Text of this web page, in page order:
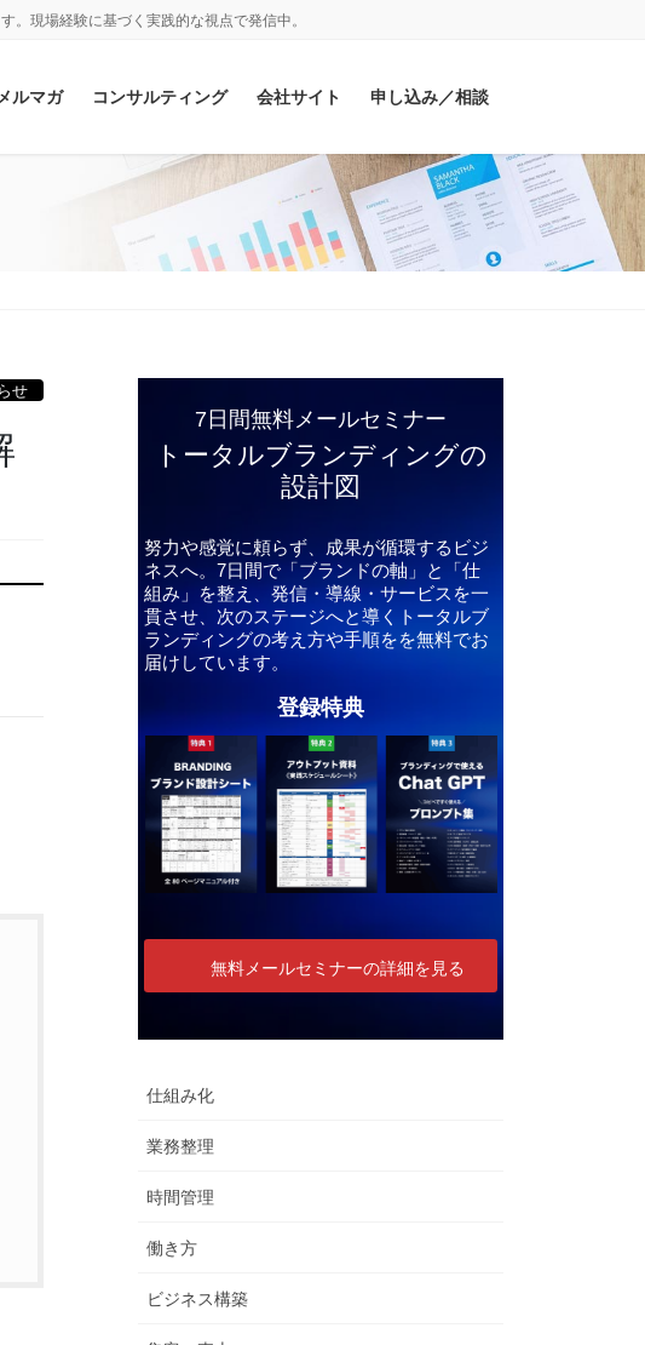
。現場経験に基づく実践的な視点で発信中。
ルマガ コンサルティング 会社サイト 申し込み／相談
せ
7日間無料メールセミナー
トータルブランディングの
設計図
努力や感覚に頼らず、成果が循環するビジ
ネスへ。7日間で「ブランドの軸」と「仕
組み」を整え、発信・導線・サービスを一
貫させ、次のステージへと導くトータルブ
ランディングの考え方や手順をを無料でお
届けしています。
登録特典
無料メールセミナーの詳細を見る
仕組み化
業務整理
時間管理
働き方
ビジネス構築